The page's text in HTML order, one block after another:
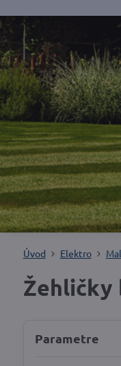
Úvod Elektro
Žehličky
Parametre